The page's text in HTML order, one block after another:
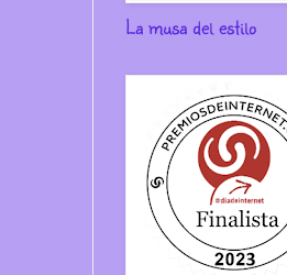
La musa del estilo